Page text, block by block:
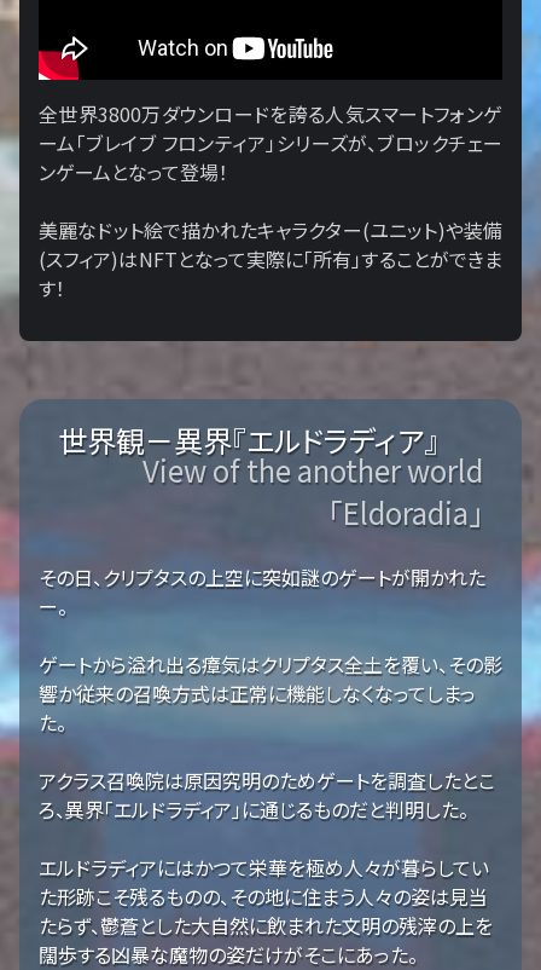
全世界3800万ダウンロードを誇る人気スマートフォンゲ
ーム「ブレイブ フロンティア」シリーズが、ブロックチェー
ンゲームとなって登場！
美麗なドット絵で描かれたキャラクター(ユニット)や装備
(スフィア)はNFTとなって実際に「所有」することができま
す！
世界観－異界『エルドラディア』
View of the another world
「Eldoradia」
その日、クリプタスの上空に突如謎のゲートが開かれた
ー。
ゲートから溢れ出る瘴気はクリプタス全土を覆い、その影
響か従来の召喚方式は正常に機能しなくなってしまっ
た。
アクラス召喚院は原因究明のためゲートを調査したとこ
ろ、異界「エルドラディア」に通じるものだと判明した。
エルドラディアにはかつて栄華を極め人々が暮らしてい
た形跡こそ残るものの、その地に住まう人々の姿は見当
たらず、鬱蒼とした大自然に飲まれた文明の残滓の上を
闊歩する凶暴な魔物の姿だけがそこにあった。